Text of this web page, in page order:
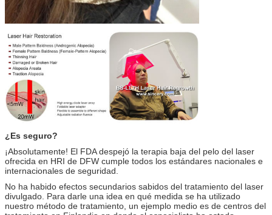
¿Es seguro?
¡Absolutamente! El FDA despejó la terapia baja del pelo del laser
ofrecida en HRI de DFW cumple todos los estándares nacionales e
internacionales de seguridad.
No ha habido efectos secundarios sabidos del tratamiento del laser
divulgado. Para darle una idea en qué medida se ha utilizado
nuestro método de tratamiento, un ejemplo medio es de centros del